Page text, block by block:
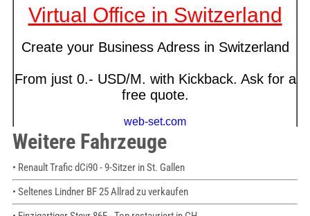
Weitere Fahrzeuge
• Renault Trafic dCi90 - 9-Sitzer in St. Gallen
• Seltenes Lindner BF 25 Allrad zu verkaufen